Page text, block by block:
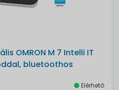
OMRON M 7 Intelli IT
bluetoothos
Elérhető